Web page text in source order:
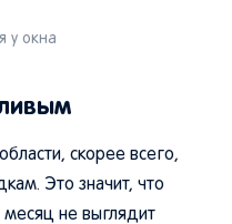
у окна
скорее всего,
Это значит, что
не выглядит